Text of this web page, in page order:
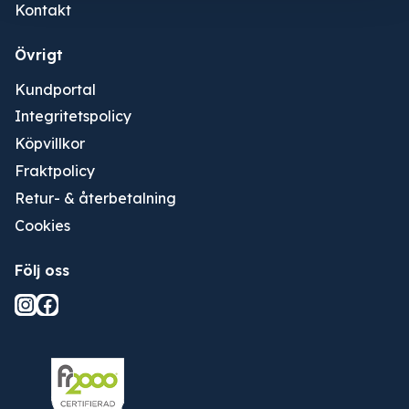
Kontakt
Övrigt
Kundportal
Integritetspolicy
Köpvillkor
Fraktpolicy
Retur- & återbetalning
Cookies
Följ oss
Instagram
Facebook